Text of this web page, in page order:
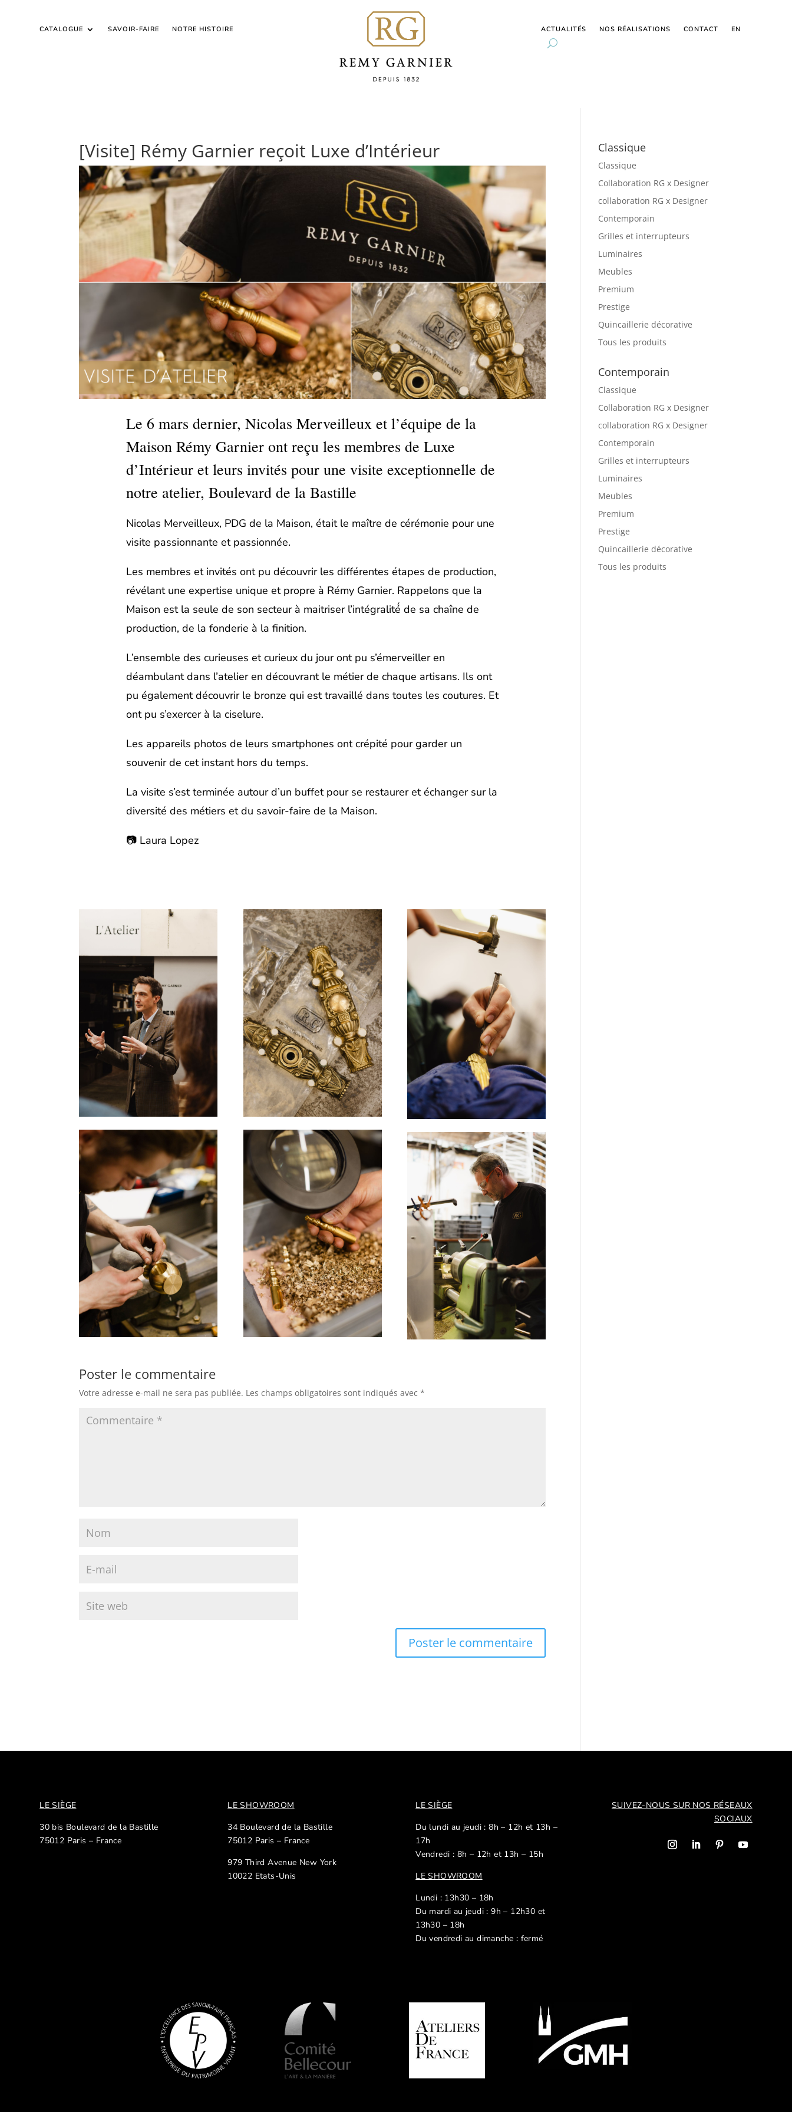
CATALOGUE SAVOIR-FAIRE NOTRE HISTOIRE ACTUALITÉS NOS RÉALISATIONS CONTACT EN
[Visite] Rémy Garnier reçoit Luxe d’Intérieur
Le 6 mars dernier, Nicolas Merveilleux et l’équipe de la
Maison Rémy Garnier ont reçu les membres de Luxe
d’Intérieur et leurs invités pour une visite exceptionnelle de
notre atelier, Boulevard de la Bastille
Nicolas Merveilleux, PDG de la Maison, était le maître de cérémonie pour une
visite passionnante et passionnée.
Les membres et invités ont pu découvrir les différentes étapes de production,
révélant une expertise unique et propre à Rémy Garnier. Rappelons que la
Maison est la seule de son secteur à maitriser l’intégralité́ de sa chaîne de
production, de la fonderie à la finition.
L’ensemble des curieuses et curieux du jour ont pu s’émerveiller en
déambulant dans l’atelier en découvrant le métier de chaque artisans. Ils ont
pu également découvrir le bronze qui est travaillé dans toutes les coutures. Et
ont pu s’exercer à la ciselure.
Les appareils photos de leurs smartphones ont crépité pour garder un
souvenir de cet instant hors du temps.
La visite s’est terminée autour d’un buffet pour se restaurer et échanger sur la
diversité des métiers et du savoir-faire de la Maison.
📷 Laura Lopez
Poster le commentaire
Votre adresse e-mail ne sera pas publiée. Les champs obligatoires sont indiqués avec*
Classique
Classique
Collaboration RG x Designer
collaboration RG x Designer
Contemporain
Grilles et interrupteurs
Luminaires
Meubles
Premium
Prestige
Quincaillerie décorative
Tous les produits
Contemporain
Classique
Collaboration RG x Designer
collaboration RG x Designer
Contemporain
Grilles et interrupteurs
Luminaires
Meubles
Premium
Prestige
Quincaillerie décorative
Tous les produits
LE SIÈGE
30 bis Boulevard de la Bastille
75012 Paris – France
LE SHOWROOM
34 Boulevard de la Bastille
75012 Paris – France
979 Third Avenue New York
10022 Etats-Unis
LE SIÈGE
Du lundi au jeudi : 8h – 12h et 13h –
17h
Vendredi : 8h – 12h et 13h – 15h
LE SHOWROOM
Lundi : 13h30 – 18h
Du mardi au jeudi : 9h – 12h30 et
13h30 – 18h
Du vendredi au dimanche : fermé
SUIVEZ-NOUS SUR NOS RÉSEAUX
SOCIAUX